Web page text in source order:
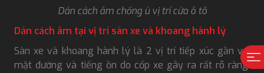
Dán cách âm chống ù vị trí cửa ô tô
Dán cách âm tại vị trí sàn xe và khoang hành lý
Sàn xe và khoang hành lý là 2 vị trí tiếp xúc gần với
mặt đường và tiếng ồn do cốp xe gây ra rất rõ ràng.